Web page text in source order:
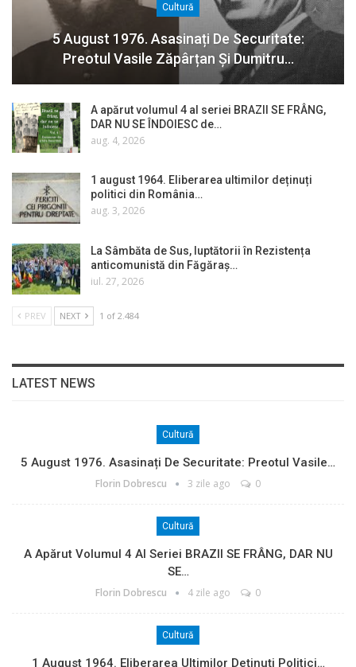
Cultură
5 August 1976. Asasinați De Securitate:
Preotul Vasile Zăpârțan Și Dumitru…
A apărut volumul 4 al seriei BRAZII SE FRÂNG,
DAR NU SE ÎNDOIESC de…
aug. 4, 2026
1 august 1964. Eliberarea ultimilor deținuți
politici din România…
aug. 3, 2026
La Sâmbăta de Sus, luptătorii în Rezistența
anticomunistă din Făgăraș…
iul. 27, 2026
PREV NEXT 1 of 2.484
LATEST NEWS
Cultură
5 August 1976. Asasinați De Securitate: Preotul Vasile…
Florin Dobrescu 3 zile ago 0
Cultură
A Apărut Volumul 4 Al Seriei BRAZII SE FRÂNG, DAR NU
SE…
Florin Dobrescu 4 zile ago 0
Cultură
1 August 1964. Eliberarea Ultimilor Deținuți Politici…